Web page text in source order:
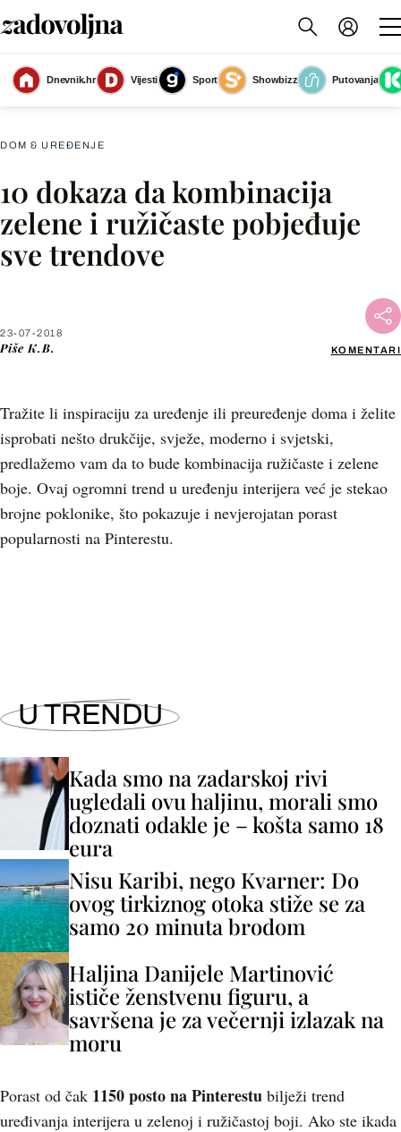
Dnevnik.hr Vijesti Sport Showbizz Putovanja
Kombinacija zelene i ružičaste u interijeru izgleda baš divno(Foto:
Living4media)
DOM & UREĐENJE
10 dokaza da kombinacija
zelene i ružičaste pobjeđuje
sve trendove
23-07-2018
Piše K.B. KOMENTARI
Tražite li inspiraciju za uređenje ili preuređenje doma i želite
isprobati nešto drukčije, svježe, moderno i svjetski,
predlažemo vam da to bude kombinacija ružičaste i zelene
boje. Ovaj ogromni trend u uređenju interijera već je stekao
brojne poklonike, što pokazuje i nevjerojatan porast
popularnosti na Pinterestu.
Facebook
X
U TRENDU
Kada smo na zadarskoj rivi
ugledali ovu haljinu, morali smo
doznati odakle je – košta samo 18
eura
Nisu Karibi, nego Kvarner: Do
ovog tirkiznog otoka stiže se za
samo 20 minuta brodom
Haljina Danijele Martinović
ističe ženstvenu figuru, a
savršena je za večernji izlazak na
moru
Porast od čak 1150 posto na Pinterestu bilježi trend
uređivanja interijera u zelenoj i ružičastoj boji. Ako ste ikada